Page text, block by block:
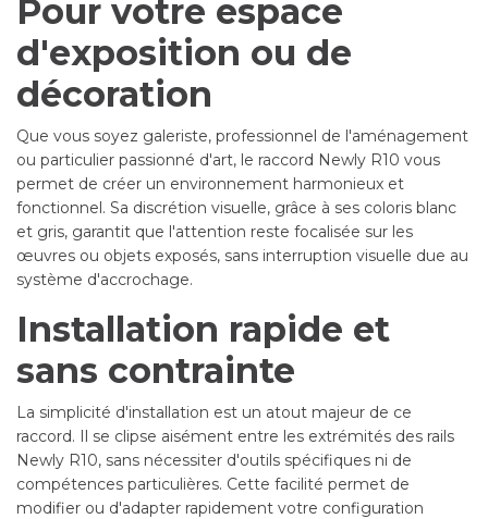
Pour votre espace
d'exposition ou de
décoration
Que vous soyez galeriste, professionnel de l'aménagement
ou particulier passionné d'art, le raccord Newly R10 vous
permet de créer un environnement harmonieux et
fonctionnel. Sa discrétion visuelle, grâce à ses coloris blanc
et gris, garantit que l'attention reste focalisée sur les
œuvres ou objets exposés, sans interruption visuelle due au
système d'accrochage.
Installation rapide et
sans contrainte
La simplicité d'installation est un atout majeur de ce
raccord. Il se clipse aisément entre les extrémités des rails
Newly R10, sans nécessiter d'outils spécifiques ni de
compétences particulières. Cette facilité permet de
modifier ou d'adapter rapidement votre configuration